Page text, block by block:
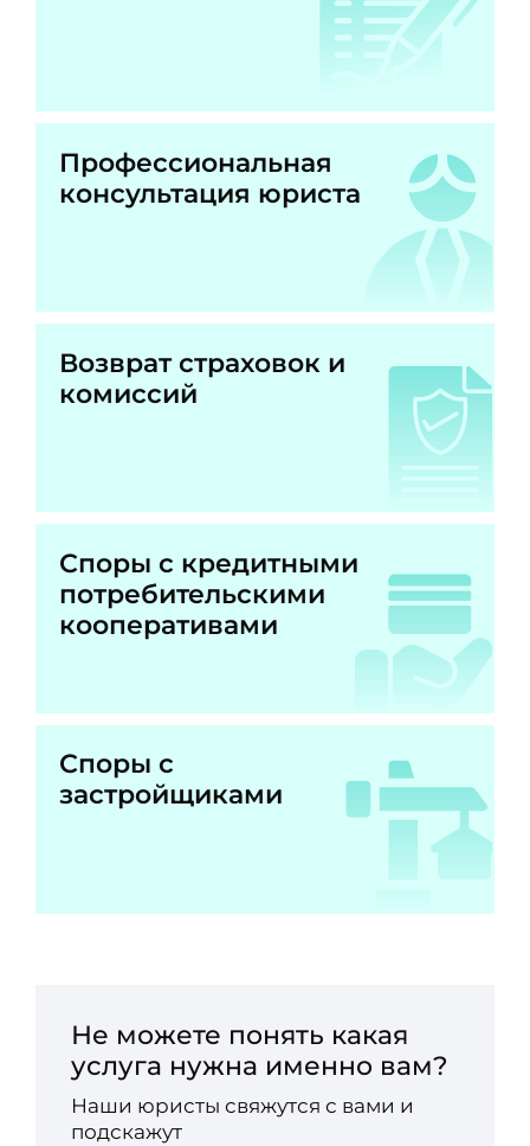
Профессиональная
консультация юриста
Возврат страховок и
комиссий
Споры с кредитными
потребительскими
кооперативами
Споры с
застройщиками
Не можете понять какая
услуга нужна именно вам?
Наши юристы свяжутся с вами и
подскажут